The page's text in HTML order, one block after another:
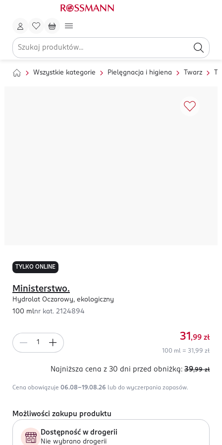
Wszystkie kategorie Pielęgnacja i higiena Twarz
TYLKO ONLINE
Ministerstwo.
Hydrolat Oczarowy, ekologiczny
100 mlnr kat. 2124894
31 ,99 zł
100 ml = 31,99 zł
Najniższa cena z 30 dni przed obniżką: 39,99 zł
Cena obowiązuje 06.08-19.08.26 lub do wyczerpania zapasów.
Możliwości zakupu produktu
Dostępność w drogerii
Nie wybrano drogerii